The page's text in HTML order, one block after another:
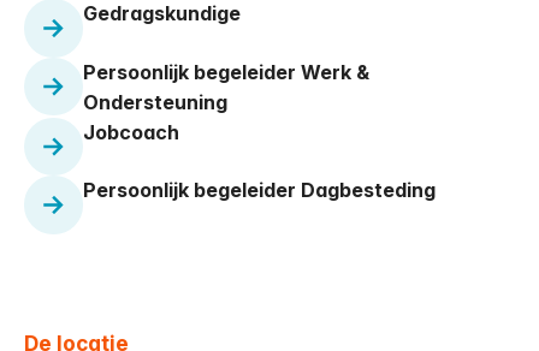
Gedragskundige
Persoonlijk begeleider Werk &
Ondersteuning
Jobcoach
Persoonlijk begeleider Dagbesteding
De locatie